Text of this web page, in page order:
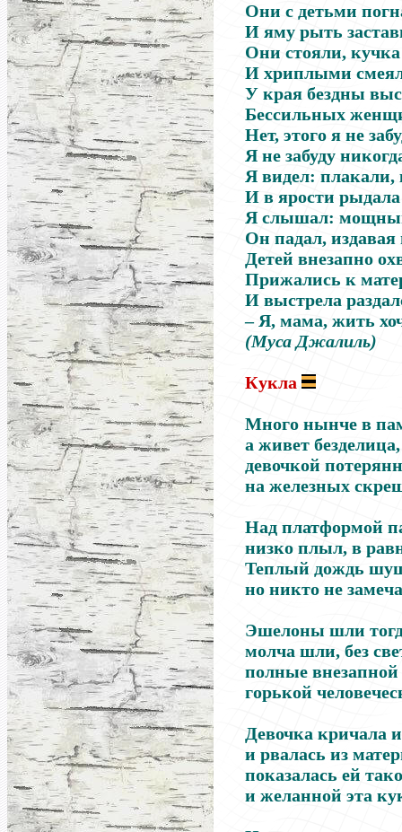
Они с детьми
И яму рыть
Они стояли,
И хриплыми
У края бездны
Бессильных
Нет, этого я не
Я не забуду
Я видел: плакали,
И в ярости
Я слышал: мощный
Он падал,
Детей внезапно
Прижались к
И выстрела
– Я, мама, жить
(Муса Джалиль)
Кукла
Много нынче в
а живет
девочкой
на железных
Над платформой
низко плыл, в
Теплый дождь
но никто не
Эшелоны шли
молча шли, без
полные
горькой
Девочка кричала
и рвалась из
показалась ей
и желанной эта